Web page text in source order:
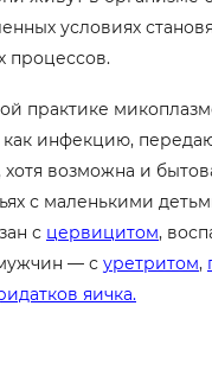
условиях
процессов.
практике
как инфекцию,
возможна и
с маленькими
с цервицитом,
— с уретритом,
яичка.